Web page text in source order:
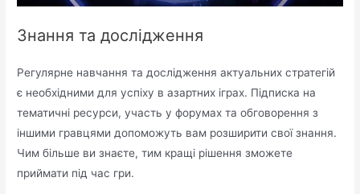
Знання та дослідження
Регулярне навчання та дослідження актуальних стратегій
є необхідними для успіху в азартних іграх. Підписка на
тематичні ресурси, участь у форумах та обговорення з
іншими гравцями допоможуть вам розширити свої знання.
Чим більше ви знаєте, тим кращі рішення зможете
приймати під час гри.